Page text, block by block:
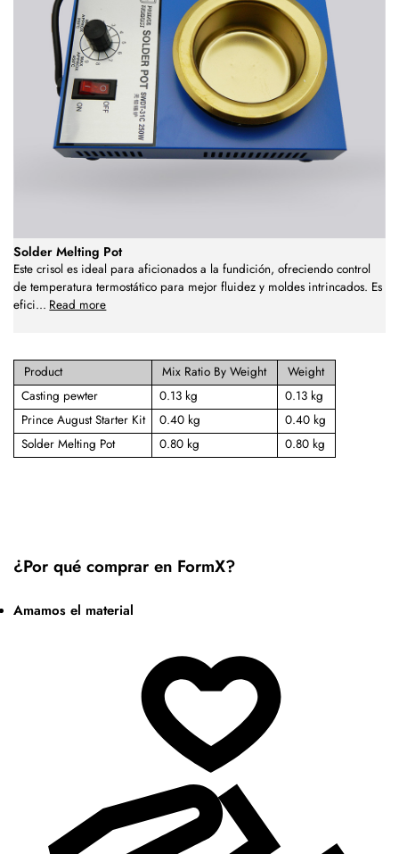
Solder Melting Pot
Este crisol es ideal para aficionados a la fundición, ofreciendo control
de temperatura termostático para mejor fluidez y moldes intrincados. Es
efici... Read more
Product Mix Ratio By Weight
Weight
Casting pewter
0.13 kg
0.13 kg
Prince August Starter Kit
0.40 kg
0.40 kg
Solder Melting Pot
0.80 kg 0.80 kg
¿Por qué comprar en FormX?
Amamos el material